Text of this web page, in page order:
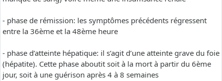
- phase de rémission: les symptômes précédents régressent
entre la 36ème et la 48ème heure
- phase d’atteinte hépatique: il s’agit d’une atteinte grave du foie
(hépatite). Cette phase aboutit soit à la mort à partir du 6ème
jour, soit à une guérison après 4 à 8 semaines